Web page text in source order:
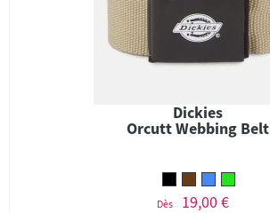
Dickies
Orcutt Webbing Belt
Dès 19,00 €